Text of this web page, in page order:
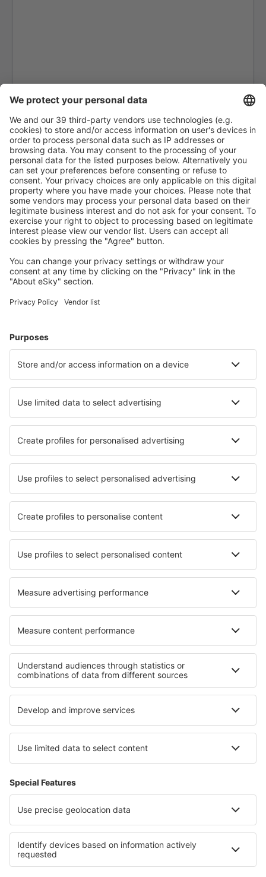
Ariquemes Airport (AQM)
Arraias Airport (AAI)
Bragança Paulista Arthur Siqueira (BJP)
Boa Vista Atlas Brasil Cantanhede (BVB)
Balsas Airport (BSS)
Barcelos Airport (BAZ)
Barra Do Garcas Airport (BPG)
Barreirinhas Airport (BRB)
Campos dos Goytacazes Airport (CAW)
Bauru Arealva (JTC)
Bonito Airport (BYO)
Borba Airport (RBB)
Vilhena Brigadeiro Camarão (BVH)
Cabo Frio Airport (CFB)
Cajazeiras Pedro Vieira Moreira (CJZ)
Caldas Novas Airport (CLV)
Campo Mourao Airport (CBW)
Campinas
Canela Airport (CEL)
Parauapebas Carajás (CKS)
Juazeiro do Norte O. B. de Menezes (JDO)
Caçador Carlos Alberto da Costa Neves (CFC)
Lençóis Chapada Diamantina (LEC)
Cianorte Airport (GGH)
Coari Airport (CIZ)
Conceição do Araguaia Airport (CDJ)
Concórdia Airport (CCI)